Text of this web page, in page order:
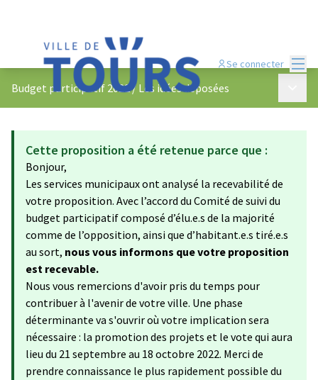
Se connecter
Budget participatif 2022/ Les idées déposées
Cette proposition a été retenue parce que :
Bonjour,
Les services municipaux ont analysé la recevabilité de
votre proposition. Avec l’accord du Comité de suivi du
budget participatif composé d’élu.e.s de la majorité
comme de l’opposition, ainsi que d’habitant.e.s tiré.e.s
au sort, nous vous informons que votre proposition
est recevable.
Nous vous remercions d'avoir pris du temps pour
contribuer à l'avenir de votre ville. Une phase
déterminante va s'ouvrir où votre implication sera
nécessaire : la promotion des projets et le vote qui aura
lieu du 21 septembre au 18 octobre 2022. Merci de
prendre connaissance le plus rapidement possible du